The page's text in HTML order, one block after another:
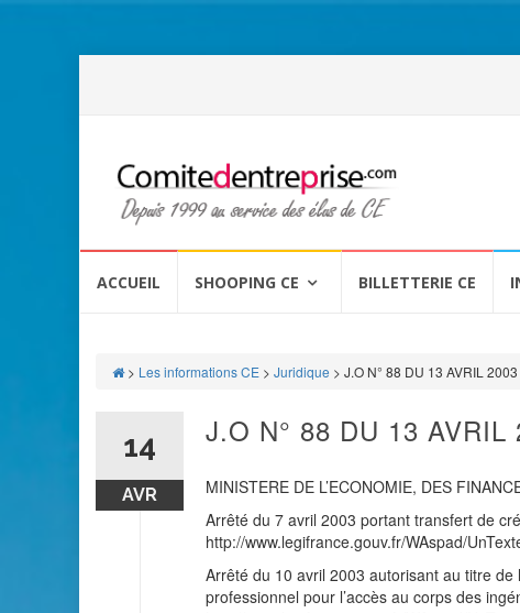
ACCUEIL SHOOPING CE BILLETTERIE CE
> Les informations CE > Juridique > J.O N° 88 DU 13 AVRIL 2003
14
AVR
J.O N° 88 DU 13 AVRIL
MINISTERE DE L’ECONOMIE, DES
Arrêté du 7 avril 2003 portant transfert de
http://www.legifrance.gouv.fr/WAspad/
Arrêté du 10 avril 2003 autorisant au titre de
professionnel pour l’accès au corps des